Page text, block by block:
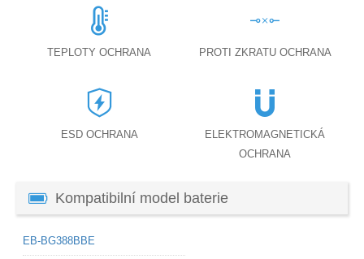
TEPLOTY OCHRANA PROTI ZKRATU OCHRANA
ESD OCHRANA
ELEKTROMAGNETICKÁ
OCHRANA
Kompatibilní model baterie
EB-BG388BBE